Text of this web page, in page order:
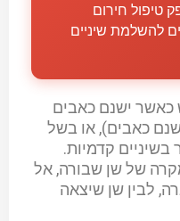
דיסקין 9 מספק טיפול חירום
להשלמת שיניים
כאשר ישנם כאבים
כאבים), או בשל
קדמיות.
של שן שבורה, אל
לבין שן שיצאה